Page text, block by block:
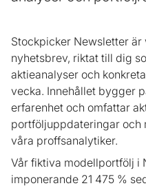
Stockpicker Newsletter
nyhetsbrev, riktat till dig
aktieanalyser och
vecka. Innehållet bygger
erfarenhet och omfattar
portföljuppdateringar och
våra proffsanalytiker.
Vår fiktiva modellportfölj i
imponerande 21 475 %